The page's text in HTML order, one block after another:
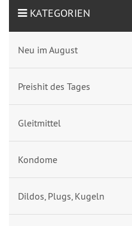
KATEGORIEN
Neu im August
Preishit des Tages
Gleitmittel
Kondome
Dildos, Plugs, Kugeln